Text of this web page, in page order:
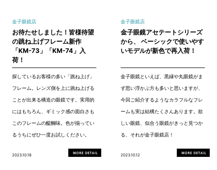
金子眼鏡店
お待たせしました！皆様待望
の跳ね上げフレーム新作
「KM-73」「KM-74」入
荷！
探しているお客様の多い「跳ね上げ」
フレーム。レンズ側を上に跳ね上げる
ことが出来る構造の眼鏡です。実用的
にはもちろん、ギミック感の面白さも
このフレームの醍醐味。色が揃ってい
るうちにぜひ一度お試しください。
2023.10.18
金子眼鏡店
金子眼鏡アセテートシリーズ
から、 ベーシックで使いやす
いモデルが新色で再入荷！
金子眼鏡といえば、黒縁や丸眼鏡がま
ず思い浮かぶ方も多いと思いますが、
今回ご紹介するようなカラフルなフレ
ームも実は結構たくさんあります。欲
しい眼鏡、似合う眼鏡がきっと見つか
る、それが金子眼鏡店！
2023.10.12